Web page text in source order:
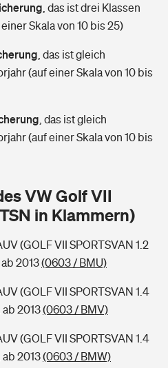
finden
finden
für deine Kids
das ist drei Klassen
Skala von 10 bis 25)
das ist gleich
(auf einer Skala von 10 bis
das ist gleich
(auf einer Skala von 10 bis
VW Golf VII
in Klammern)
(GOLF VII SPORTSVAN 1.2
2013(0603 / BMU)
(GOLF VII SPORTSVAN 1.4
ab 2013(0603 / BMV)
(GOLF VII SPORTSVAN 1.4
ab 2013(0603 / BMW)